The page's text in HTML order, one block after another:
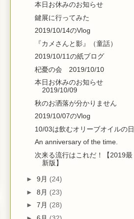
本日お休みのお知らせ
鍵展に行ってみた
2019/10/14のVlog
『カメさんと影』（童話）
2019/10/11の紙ブログ
杞憂の会 2019/10/10
本日お休みのお知らせ
2019/10/09
秋のお洒落が分かりません
2019/10/07のVlog
10/03は飲むオリーブオイルの日
An anniversary of the time.
次来る流行はこれだ！【2019最
新版】
►9月 (24)
►8月 (23)
►7月 (28)